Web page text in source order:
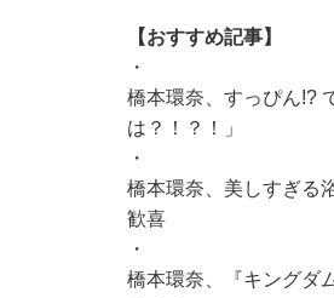
【おすすめ記事】
・
橋本環奈、すっぴん!?
は？！？！」
・
橋本環奈、美しすぎる
歓喜
・
橋本環奈、『キングダ